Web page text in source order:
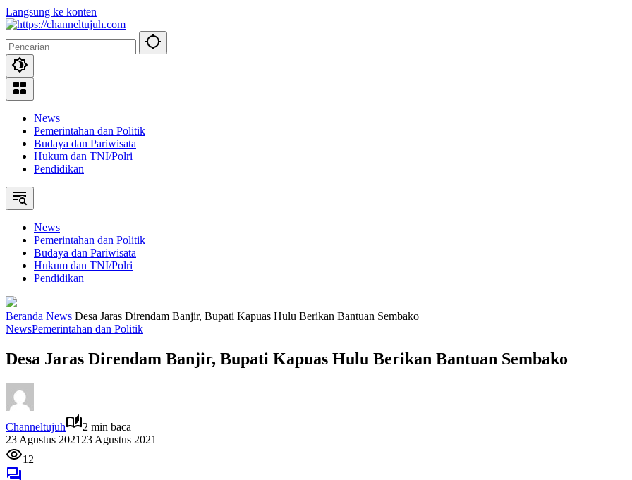
Langsung ke konten
News
Pemerintahan dan Politik
Budaya dan Pariwisata
Hukum dan TNI/Polri
Pendidikan
News
Pemerintahan dan Politik
Budaya dan Pariwisata
Hukum dan TNI/Polri
Pendidikan
Beranda News Desa Jaras Direndam Banjir, Bupati Kapuas Hulu Berikan Bantuan Sembako
NewsPemerintahan dan Politik
Desa Jaras Direndam Banjir, Bupati Kapuas Hulu Berikan Bantuan Sembako
Channeltujuh
2 min baca
23 Agustus 2021 23 Agustus 2021
12